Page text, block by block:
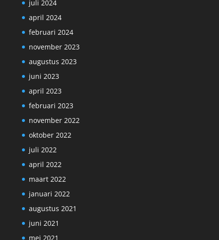
juli 2024
april 2024
februari 2024
november 2023
augustus 2023
juni 2023
april 2023
februari 2023
november 2022
oktober 2022
juli 2022
april 2022
maart 2022
januari 2022
augustus 2021
juni 2021
mei 2021